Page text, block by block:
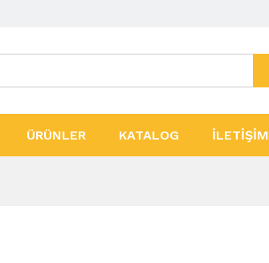
ÜRÜNLER KATALOG İLETİŞİM